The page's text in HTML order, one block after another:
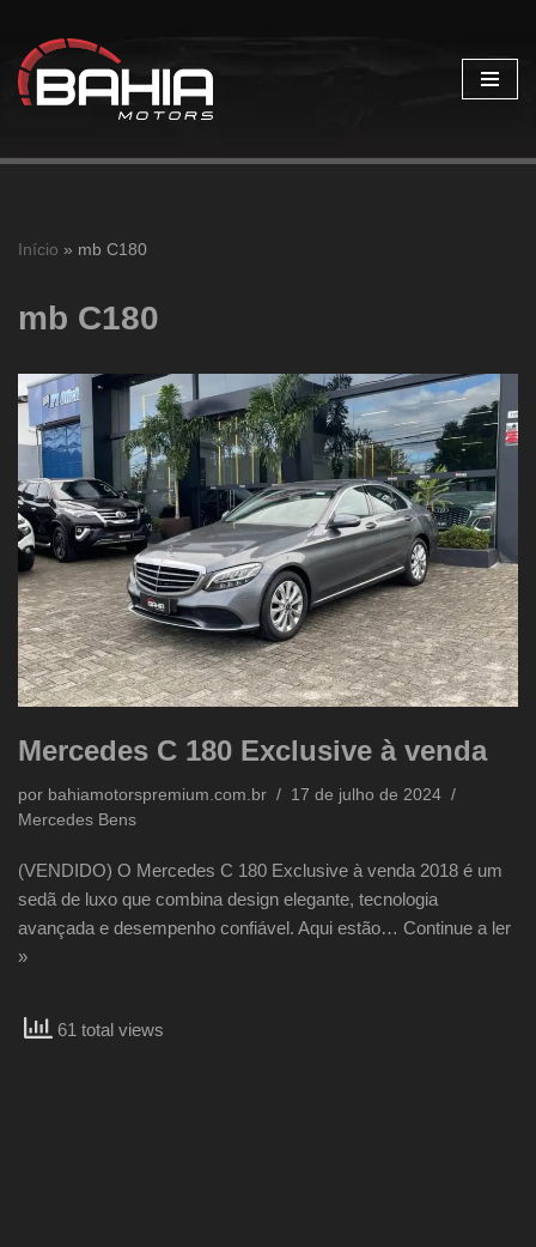
Pular
para
Início » mb C180
mb C180
Mercedes C 180 Exclusive à venda
por bahiamotorspremium.com.br
17 de julho de 2024
Mercedes Bens
(VENDIDO) O Mercedes C 180 Exclusive à venda 2018 é um
sedã de luxo que combina design elegante, tecnologia
avançada e desempenho confiável. Aqui estão… Continue a ler
»
61 total views